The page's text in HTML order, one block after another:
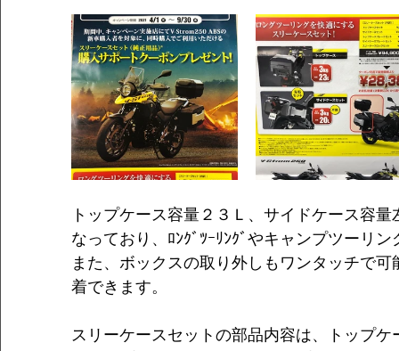
トップケース容量２３Ｌ、サイドケース容
なっており、ﾛﾝｸﾞﾂｰﾘﾝｸﾞやキャンプツーリ
また、ボックスの取り外しもワンタッチで
着できます。
スリーケースセットの部品内容は、トップ